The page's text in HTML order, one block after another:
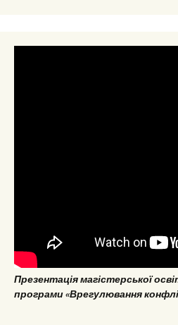
Презентація магістерської
програми «Врегулювання